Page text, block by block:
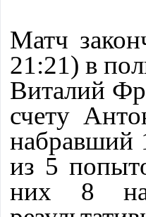
Матч
21:21) в
Виталий
счету
набравший
из 5
них 8 на